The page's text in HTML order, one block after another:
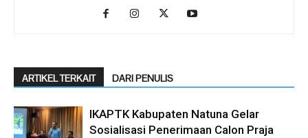
ARTIKEL TERKAIT DARI PENULIS
IKAPTK Kabupaten Natuna Gelar
Sosialisasi Penerimaan Calon Praja